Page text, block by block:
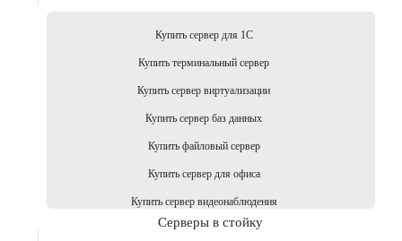
Купить сервер для 1С
Купить терминальный сервер
Купить сервер виртуализации
Купить сервер баз данных
Купить файловый сервер
Купить сервер для офиса
Купить сервер видеонаблюдения
Серверы в стойку